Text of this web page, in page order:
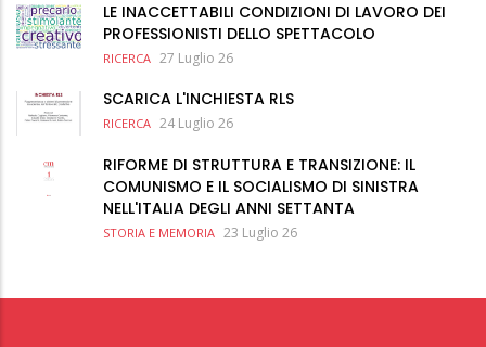
LE INACCETTABILI CONDIZIONI DI LAVORO DEI
PROFESSIONISTI DELLO SPETTACOLO
RICERCA 27 Luglio 26
SCARICA L'INCHIESTA RLS
RICERCA 24 Luglio 26
RIFORME DI STRUTTURA E TRANSIZIONE: IL
COMUNISMO E IL SOCIALISMO DI SINISTRA
NELL'ITALIA DEGLI ANNI SETTANTA
STORIA E MEMORIA 23 Luglio 26